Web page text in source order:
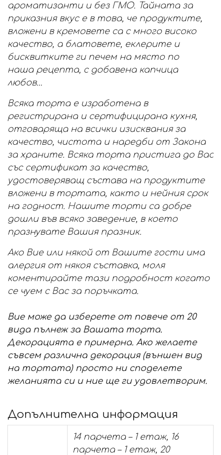
ароматизанти и без ГМО. Тайната за
приказния вкус е в това, че продуктите,
вложени в кремовете са с много високо
качество, а блатовете, еклерите и
бисквитките ги печем на място по
наша рецепта, с добавена капчица
любов...
Всяка торта е изработена в
регистрирана и сертифицирана кухня,
отговаряща на всички изисквания за
качество, чистота и наредби от Закона
за храните. Всяка торта пристига до Вас
със сертификат за качество,
удостоверяващ състава на продуктите
вложени в тортата, както и нейния срок
на годност. Нашите торти са добре
дошли във всяко заведение, в което
празнувате Вашия празник.
Ако Вие или някой от Вашите гости има
алергия от някоя съставка, моля
коментирайте тази подробност когато
се чуем с Вас за поръчката.
Вие може да изберете от повече от 20
вида пълнеж за Вашата торта.
Декорацията е примерна. Ако желаете
съвсем различна декорация (външен вид
на тортата) просто ни споделете
желанията си и ние ще ги удовлетворим.
Допълнителна информация
14 парчета – 1 етаж, 16
парчета – 1 етаж, 20